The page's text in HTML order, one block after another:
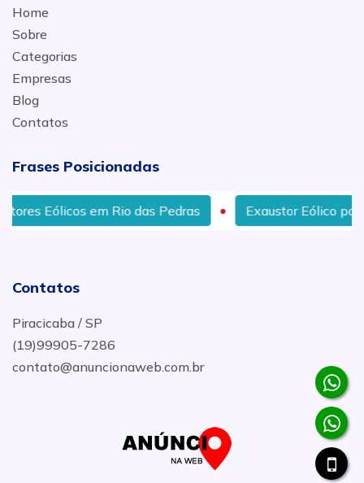
Home
Sobre
Categorias
Empresas
Blog
Contatos
Frases Posicionadas
Rio das Pedras Exaustor Eólico para Telhados de
Contatos
Piracicaba / SP
(19)99905-7286
contato@anuncionaweb.com.br